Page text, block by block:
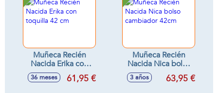
Muñeca Recién
Nacida Erika con
toquilla 42 cm
36 meses 61,95 €
Muñeca Recién
Nacida Nica bolso
cambiador 42cm
3 años 63,95 €